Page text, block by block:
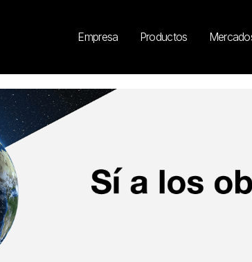
Empresa Productos